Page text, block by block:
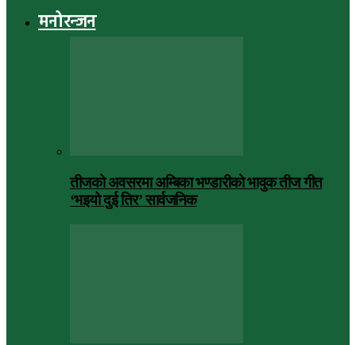
मनोरन्जन
तीजको अवसरमा अम्बिका भण्डारीको भावुक तीज गीत
‘भइयो दुई तिर’ सार्वजनिक